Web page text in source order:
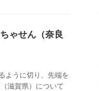
ゃせん（奈良
ように切り、先端を
滋賀県）について